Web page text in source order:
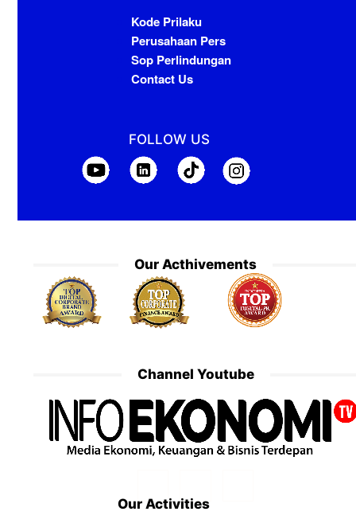
Kode Prilaku
Perusahaan Pers
Sop Perlindungan
Contact Us
FOLLOW US
Our Acthivements
Channel Youtube
Our Activities